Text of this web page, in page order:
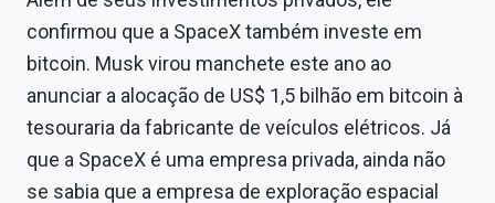
confirmou que a SpaceX também investe em
bitcoin. Musk virou manchete este ano ao
anunciar a alocação de US$ 1,5 bilhão em bitcoin à
tesouraria da fabricante de veículos elétricos. Já
que a SpaceX é uma empresa privada, ainda não
se sabia que a empresa de exploração espacial